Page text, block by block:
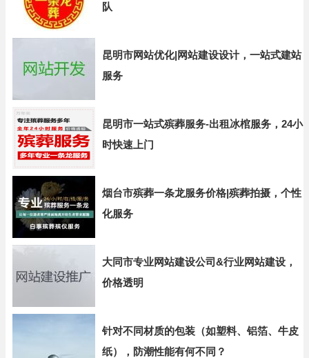
队
昆明市网站优化|网站建设设计，一站式建站
服务
昆明市一站式殡葬服务-出租冰棺服务，24小
时快速上门
烟台市殡葬一条龙服务价格|殡葬拍摄，个性
化服务
大同市专业网站建设公司&行业网站建设，
价格透明
针对不同材质的包装（如塑料、铝箔、牛皮
纸），防潮性能有何不同？